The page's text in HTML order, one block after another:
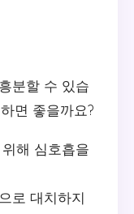
분할 수 있습
면 좋을까요?
해 심호흡을
로 대치하지